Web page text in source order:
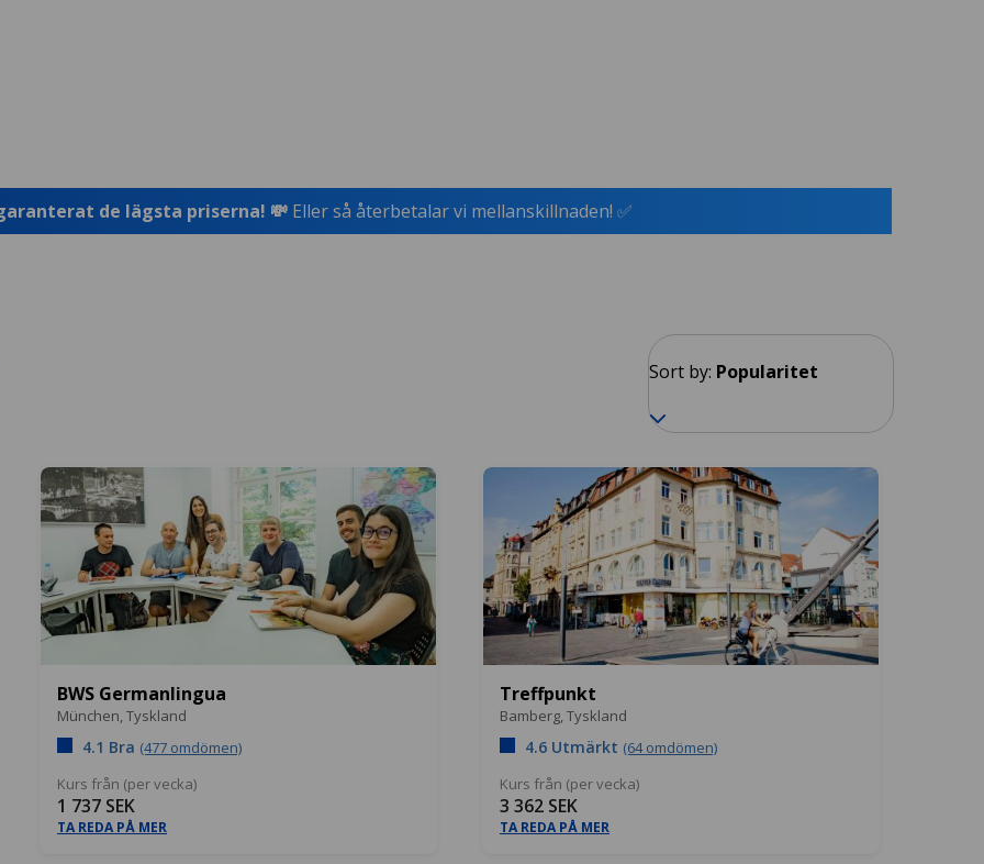
de lägsta priserna! 💸Eller så återbetalar vi mellanskillnaden! ✅
Sort by: Popularitet
BWS Germanlingua
München,Tyskland
4.1 Bra (477 omdömen)
Kurs från (per vecka)
1 737 SEK
TA REDA PÅ MER
Treffpunkt
Bamberg,Tyskland
4.6 Utmärkt (64 omdömen)
Kurs från (per vecka)
3 362 SEK
TA REDA PÅ MER